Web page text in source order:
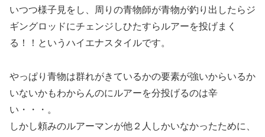
いつつ様子見をし、周りの青物師が青物が釣り出したらジ
ギングロッドにチェンジしひたすらルアーを投げまく
る！！というハイエナスタイルです。
やっぱり青物は群れがきているかの要素が強いからいるか
いないかもわからんのにルアーを分投げるのは辛
い・・・。
しかし頼みのルアーマンが他２人しかいなかったために、